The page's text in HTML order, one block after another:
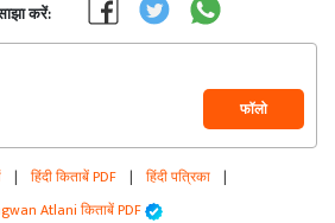
करें:
फॉलो
| हिंदी किताबें PDF | हिंदी पत्रिका |
Atlani किताबें PDF